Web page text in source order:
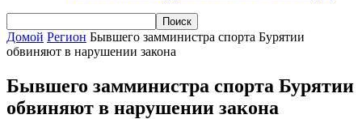
Домой Регион Бывшего замминистра спорта Бурятии
обвиняют в нарушении закона‍
Бывшего замминистра спорта Бурятии
обвиняют в нарушении закона‍